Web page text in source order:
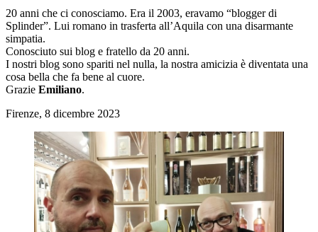
20 anni che ci conosciamo. Era il 2003, eravamo “blogger di
Splinder”. Lui romano in trasferta all’Aquila con una disarmante
simpatia.
Conosciuto sui blog e fratello da 20 anni.
I nostri blog sono spariti nel nulla, la nostra amicizia è diventata una
cosa bella che fa bene al cuore.
Grazie Emiliano.
Firenze, 8 dicembre 2023